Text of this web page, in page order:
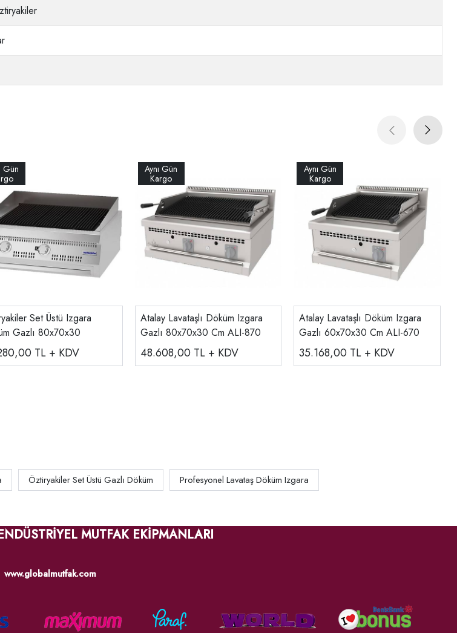
Set Üstü Izgara
Gazlı 80x70x30
TL + KDV
Atalay Lavataşlı Döküm Izgara
Gazlı 80x70x30 Cm ALI-870
48.608,00 TL + KDV
Atalay Lavataşlı Döküm Izgara
Gazlı 60x70x30 Cm ALI-670
35.168,00 TL + KDV
Öztiryakiler Set Üstü Gazlı Döküm Profesyonel Lavataş Döküm Izgara
MUTFAK EKİPMANLARI
www.globalmutfak.com